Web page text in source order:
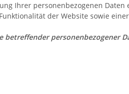
Ihrer personenbezogenen
der Website sowie
betreffender personenbezogener